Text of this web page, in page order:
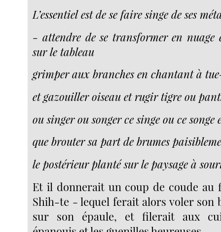
L’essentiel est de se faire singe de ses
- attendre de se transformer en nuage
sur le tableau
grimper aux branches en chantant à
et gazouiller oiseau et rugir tigre ou
ou singer ou songer ce singe ou ce
que brouter sa part de brumes
le postérieur planté sur le paysage à
Et il donnerait un coup de coude au
Shih-te - lequel ferait alors voler son
sur son épaule, et filerait aux